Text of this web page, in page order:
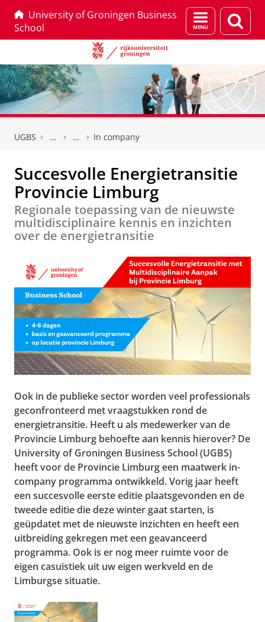
University of Groningen Business
School
Menu
en
UGBS In company
Succesvolle Energietransitie
Provincie Limburg
Regionale toepassing van de nieuwste
multidisciplinaire kennis en inzichten
over de energietransitie
Ook in de publieke sector worden veel professionals
geconfronteerd met vraagstukken rond de
energietransitie. Heeft u als medewerker van de
Provincie Limburg behoefte aan kennis hierover? De
University of Groningen Business School (UGBS)
heeft voor de Provincie Limburg een maatwerk in-
company programma ontwikkeld. Vorig jaar heeft
een succesvolle eerste editie plaatsgevonden en de
tweede editie die deze winter gaat starten, is
geüpdatet met de nieuwste inzichten en heeft een
uitbreiding gekregen met een geavanceerd
programma. Ook is er nog meer ruimte voor de
eigen casuïstiek uit uw eigen werkveld en de
Limburgse situatie.